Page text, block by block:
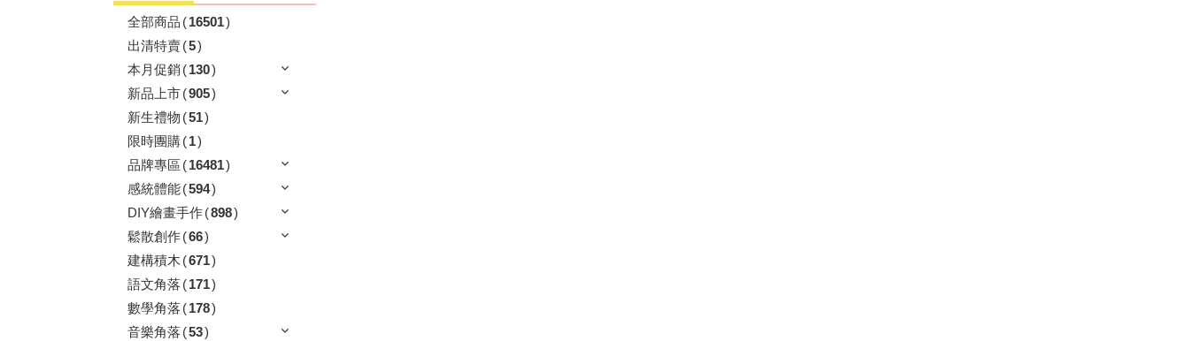
全部商品 (16501)
出清特賣(5)
本月促銷(130)
新品上市(905)
新生禮物 (51)
限時團購(1)
品牌專區 (16481)
感統體能(594)
DIY繪畫手作(898)
鬆散創作(66)
建構積木 (671)
語文角落 (171)
數學角落 (178)
音樂角落 (53)